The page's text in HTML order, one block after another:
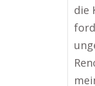
die